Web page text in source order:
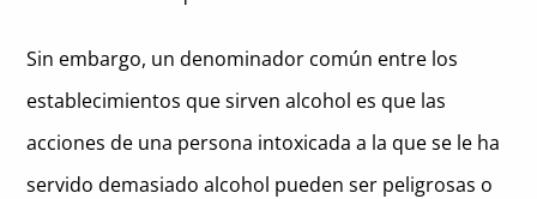
Sin embargo, un denominador común entre los
establecimientos que sirven alcohol es que las
acciones de una persona intoxicada a la que se le ha
servido demasiado alcohol pueden ser peligrosas o